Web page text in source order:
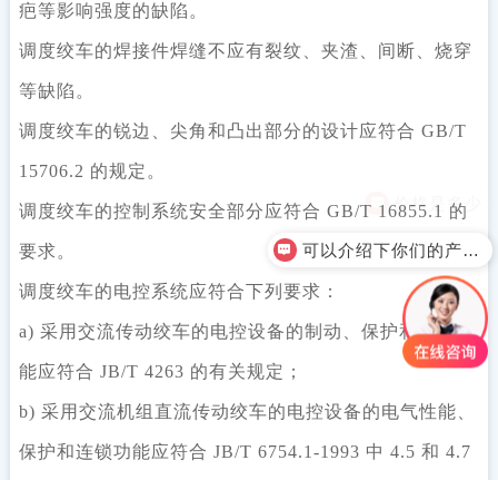
疤等影响强度的缺陷。
调度绞车的焊接件焊缝不应有裂纹、夹渣、间断、烧穿
等缺陷。
调度绞车的锐边、尖角和凸出部分的设计应符合 GB/T
15706.2 的规定。
调度绞车的控制系统安全部分应符合 GB/T 16855.1 的
要求。
调度绞车的电控系统应符合下列要求：
a) 采用交流传动绞车的电控设备的制动、保护和连锁功
能应符合 JB/T 4263 的有关规定；
b) 采用交流机组直流传动绞车的电控设备的电气性能、
保护和连锁功能应符合 JB/T 6754.1-1993 中 4.5 和 4.7